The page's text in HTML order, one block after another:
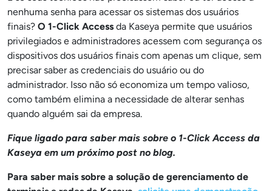
nenhuma senha para acessar os sistemas dos usuários
finais? O 1-Click Access da Kaseya permite que usuários
privilegiados e administradores acessem com segurança os
dispositivos dos usuários finais com apenas um clique, sem
precisar saber as credenciais do usuário ou do
administrador. Isso não só economiza um tempo valioso,
como também elimina a necessidade de alterar senhas
quando alguém sai da empresa.
Fique ligado para saber mais sobre o 1-Click Access da
Kaseya em um próximo post no blog.
Para saber mais sobre a solução de gerenciamento de